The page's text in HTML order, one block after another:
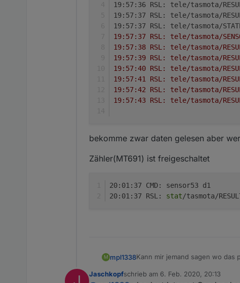
19:57:36 RSL: tele/tasmota/
19:57:37 RSL: tele/tasmota/
19:57:37 RSL: tele/tasmota/
19:57:37 RSL: tele/tasmota/
19:57:38 RSL: tele/tasmota/
19:57:39 RSL: tele/tasmota/
19:57:40 RSL: tele/tasmota/
19:57:41 RSL: tele/tasmota/
19:57:42 RSL: tele/tasmota/
19:57:43 RSL: tele/tasmota/
bekomme zwar daten gelesen aber
Zähler(MT691) ist freigeschaltet
20:01:37 CMD: sensor53 d1
20:01:37 RSL: stat/tasmota/
M mpl1338Kann mir jemand sagen wo das
Jaschkopfschrieb am 6. Feb. 2020, 20:13
zuletzt editiert von